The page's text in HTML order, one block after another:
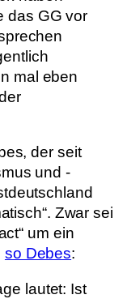
das GG vor
mal eben
der seit
und -
Zwar sei
um ein
so Debes:
lautet: Ist